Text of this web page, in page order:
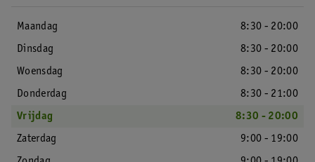
Maandag
8:30 - 20:00
Dinsdag
8:30 - 20:00
Woensdag
8:30 - 20:00
Donderdag
8:30 - 21:00
Vrijdag
8:30 - 20:00
Zaterdag
9:00 - 19:00